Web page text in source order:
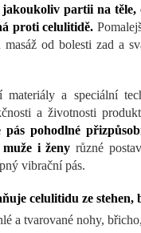
partii na těle,
proti celulitidě.
masáž od bolesti zad a
materiály a speciální
a životnosti
pás pohodlné
i ženy různé
vibrační pás.
celulitidu ze stehen,
a tvarované nohy,